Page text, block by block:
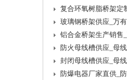
复合环氧树脂桥架定
玻璃钢桥架供应_万
铝合金桥架生产销售
防火母线槽供应_母
封闭母线槽供应_母
防爆电器厂家直供_